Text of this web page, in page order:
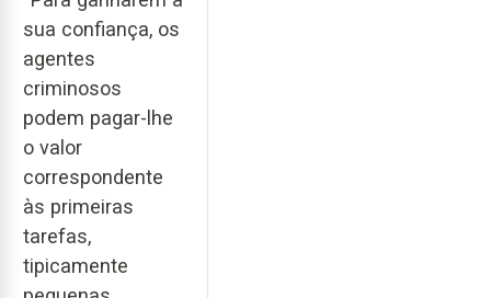
sua confiança, os
agentes
criminosos
podem pagar-lhe
o valor
correspondente
às primeiras
tarefas,
tipicamente